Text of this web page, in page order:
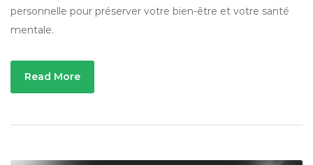
personnelle pour préserver votre bien-être et votre santé
mentale.
Read More